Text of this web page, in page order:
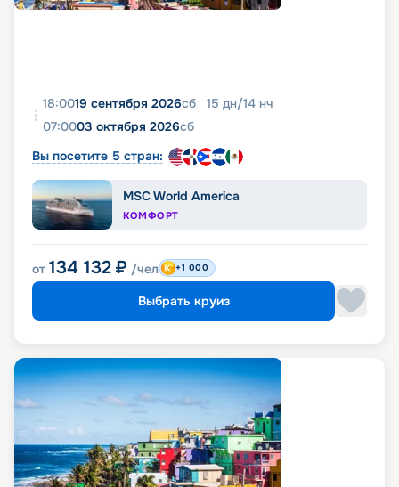
18:0019 сентября 2026сб 15 дн/14 нч
07:0003 октября 2026сб
Вы посетите 5 стран:
MSC World America
КОМФОРТ
от 134 132 ₽ /чел +1 000
Выбрать круиз